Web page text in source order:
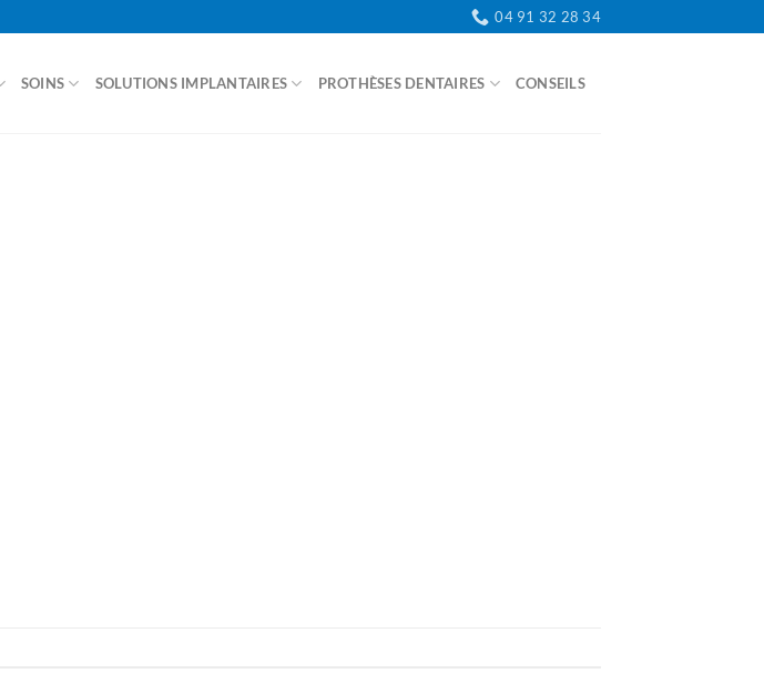
04 91 32 28 34
SOINS SOLUTIONS IMPLANTAIRES PROTHÈSES DENTAIRES
CONSEILS